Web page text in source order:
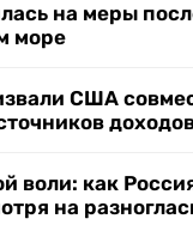
на меры
море
США
воли: как
на